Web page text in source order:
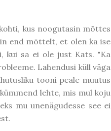
kus noogutasin mõttes
end mõttelt, et olen ka ise
kui sa ei ole just Kats. "Ka
Lahendusi küll väga
tooni peale muutus
lehte, mis mul koju
mu unenägudesse see ei